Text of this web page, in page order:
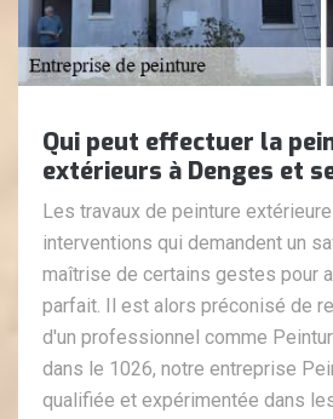
Qui peut effectuer la
extérieurs à Denges et
Les travaux de peinture
interventions qui demandent un
maîtrise de certains gestes pour
parfait. Il est alors préconisé de
d'un professionnel comme
dans le 1026, notre entreprise
qualifiée et expérimentée dans